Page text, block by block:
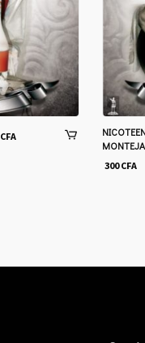
CFA
300CFA